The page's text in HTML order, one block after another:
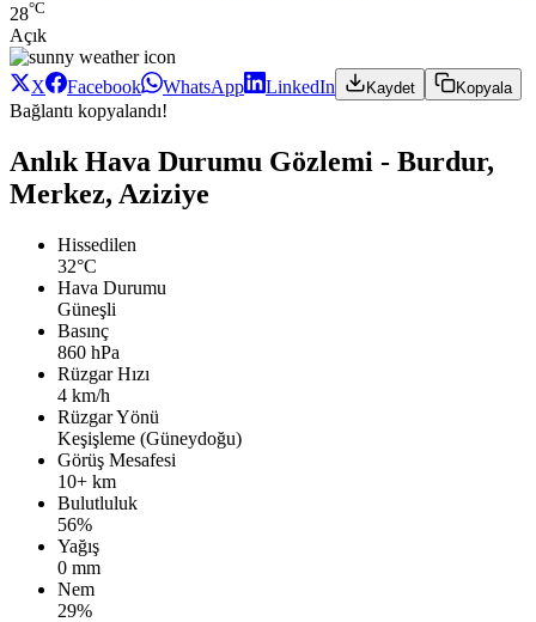
28°C
Açık
X Facebook WhatsApp LinkedIn Kaydet Kopyala
Bağlantı kopyalandı!
Anlık Hava Durumu Gözlemi - Burdur,
Merkez, Aziziye
Hissedilen
32°C
Hava Durumu
Güneşli
Basınç
860 hPa
Rüzgar Hızı
4 km/h
Rüzgar Yönü
Keşişleme (Güneydoğu)
Görüş Mesafesi
10+ km
Bulutluluk
56%
Yağış
0 mm
Nem
29%